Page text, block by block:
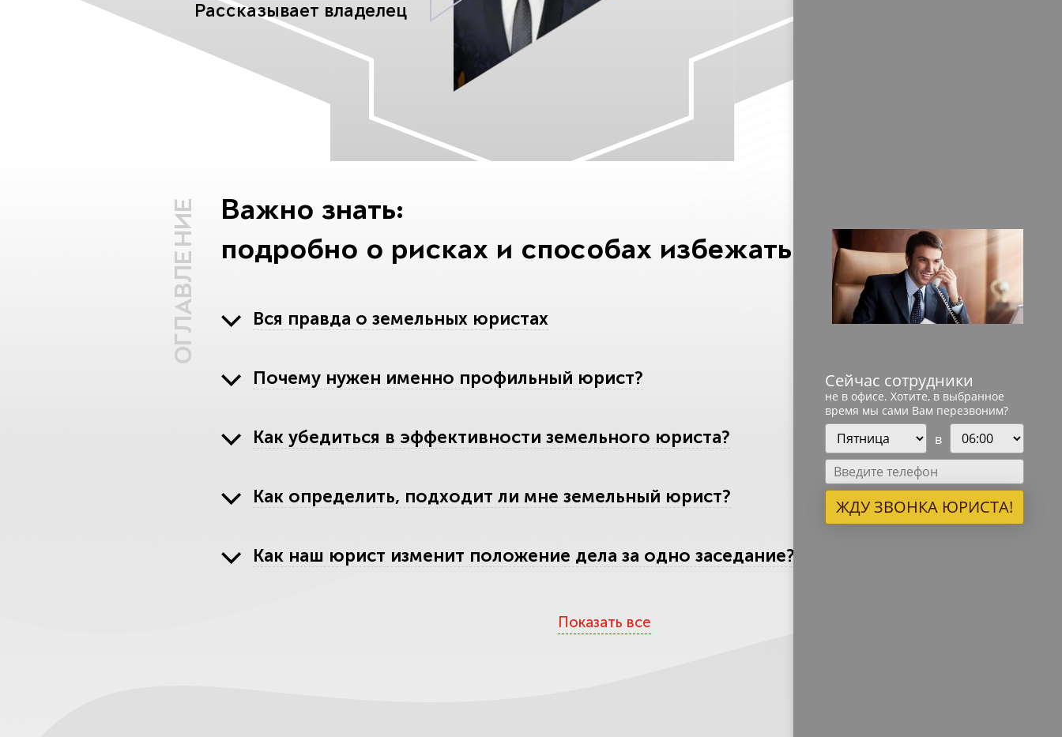
Рассказывает владелец
ОГЛАВЛЕНИЕ
Важно знать:
подробно о рисках и способах избежать их
Вся правда о земельных юристах
Почему нужен именно профильный юрист?
Как убедиться в эффективности земельного юриста?
Как определить, подходит ли мне земельный юрист?
Как наш юрист изменит положение дела за одно заседание?
Показать все
Сейчас сотрудники
не в офисе. Хотите, в выбранное
время мы сами Вам перезвоним?
в
ЖДУ ЗВОНКА ЮРИСТА!